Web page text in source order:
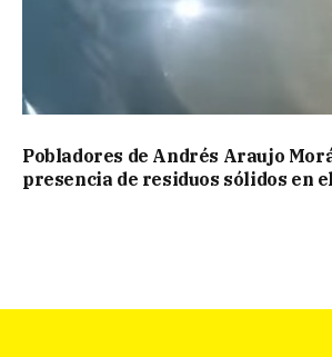
Pobladores de Andrés Araujo
presencia de residuos sólidos en